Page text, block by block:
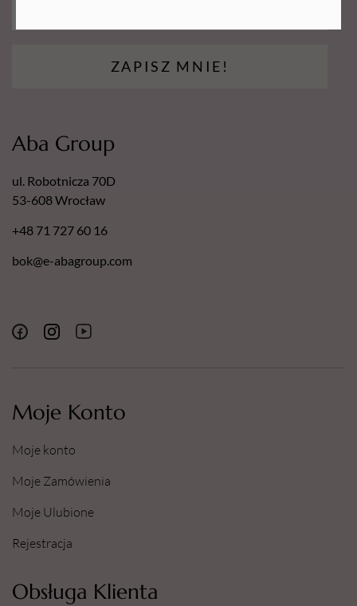
ZAPISZ MNIE!
Moje Konto
Moje konto
Moje Zamówienia
Moje Ulubione
Rejestracja
Obsługa Klienta
Aba Group
ul. Robotnicza 70D
53-608 Wrocław
+48 71 727 60 16
bok@e-abagroup.com